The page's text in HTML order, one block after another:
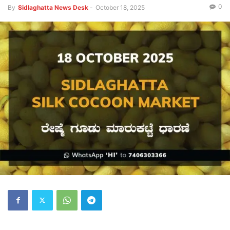
By Sidlaghatta News Desk - October 18, 2025 0